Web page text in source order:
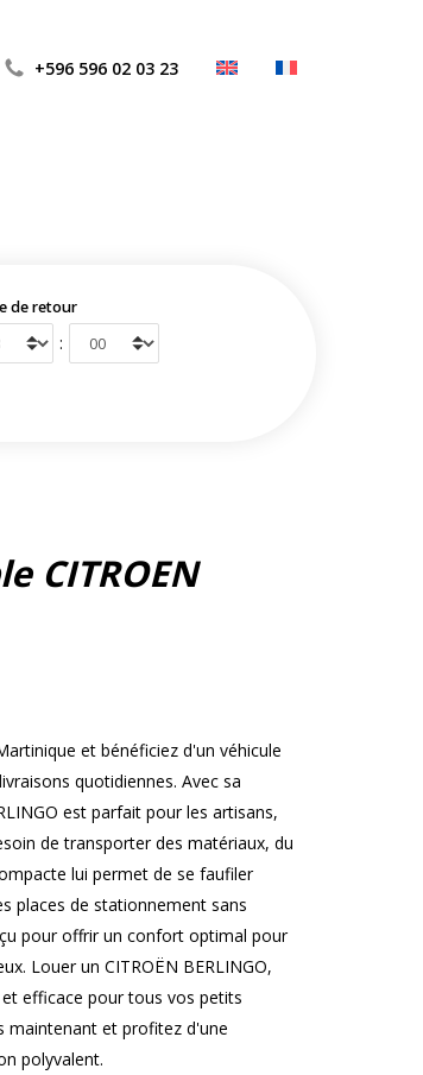
+596 596 02 03 23
de retour
:
CITROEN
et bénéficiez d'un véhicule
quotidiennes. Avec sa
est parfait pour les artisans,
de transporter des matériaux, du
lui permet de se faufiler
places de stationnement sans
pour offrir un confort optimal pour
Louer un CITROËN BERLINGO,
efficace pour tous vos petits
maintenant et profitez d'une
polyvalent.